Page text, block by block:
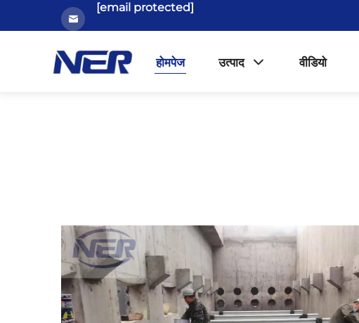
[email protected]
होमपेज उत्पाद वीडियो